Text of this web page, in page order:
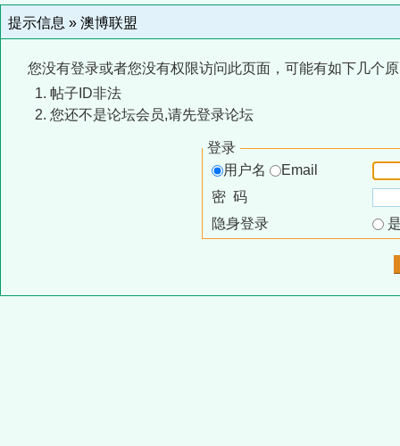
提示信息 » 澳博联盟
您没有登录或者您没有权限访问此页面，可能有如下几个
帖子ID非法
您还不是论坛会员,请先登录论坛
登录
用户名
Email
密 码
隐身登录